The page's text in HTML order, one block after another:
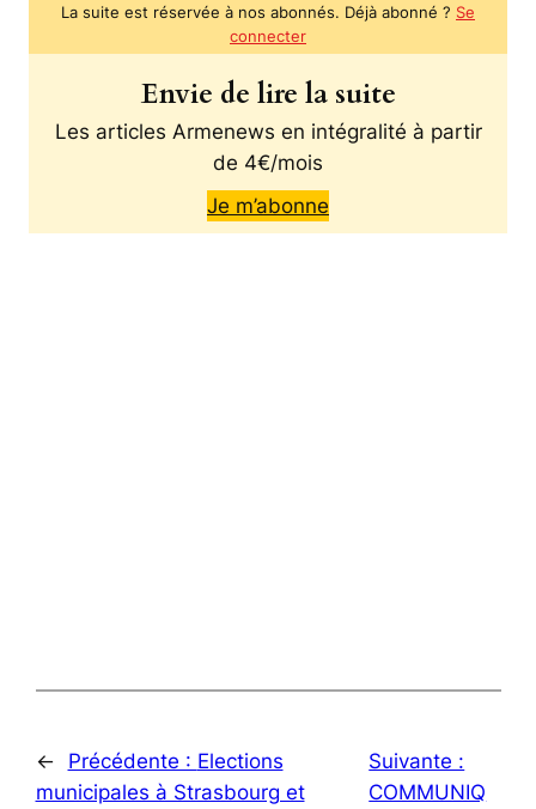
La suite est réservée à nos abonnés. Déjà abonné ? Se
connecter
Envie de lire la suite
Les articles Armenews en intégralité à partir
de 4€/mois
Je m’abonne
← Précédente : Elections
municipales à Strasbourg et
Suivante :
COMMUNIQ